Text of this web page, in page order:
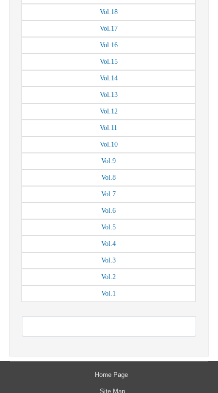
Vol.18
Vol.17
Vol.16
Vol.15
Vol.14
Vol.13
Vol.12
Vol.11
Vol.10
Vol.9
Vol.8
Vol.7
Vol.6
Vol.5
Vol.4
Vol.3
Vol.2
Vol.1
Home Page
Site Map